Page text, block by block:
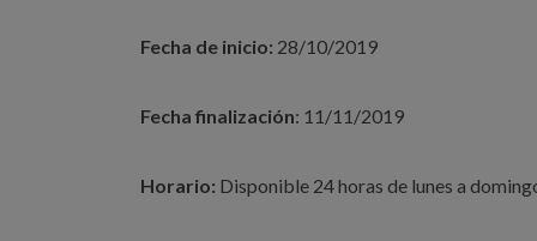
Fecha de inicio: 28/10/2019
Fecha finalización: 11/11/2019
Horario: Disponible 24 horas de lunes a